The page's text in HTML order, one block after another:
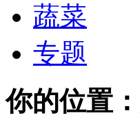
蔬菜
专题
你的位置：